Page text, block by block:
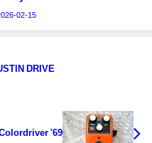
02-15
DRIVE
'69